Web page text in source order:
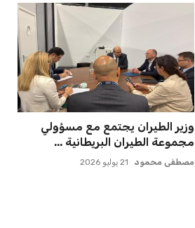
وزير الطيران يجتمع مع مسؤولي
مجموعة الطيران البريطانية ...
مصطفى محمود 21 يوليو 2026